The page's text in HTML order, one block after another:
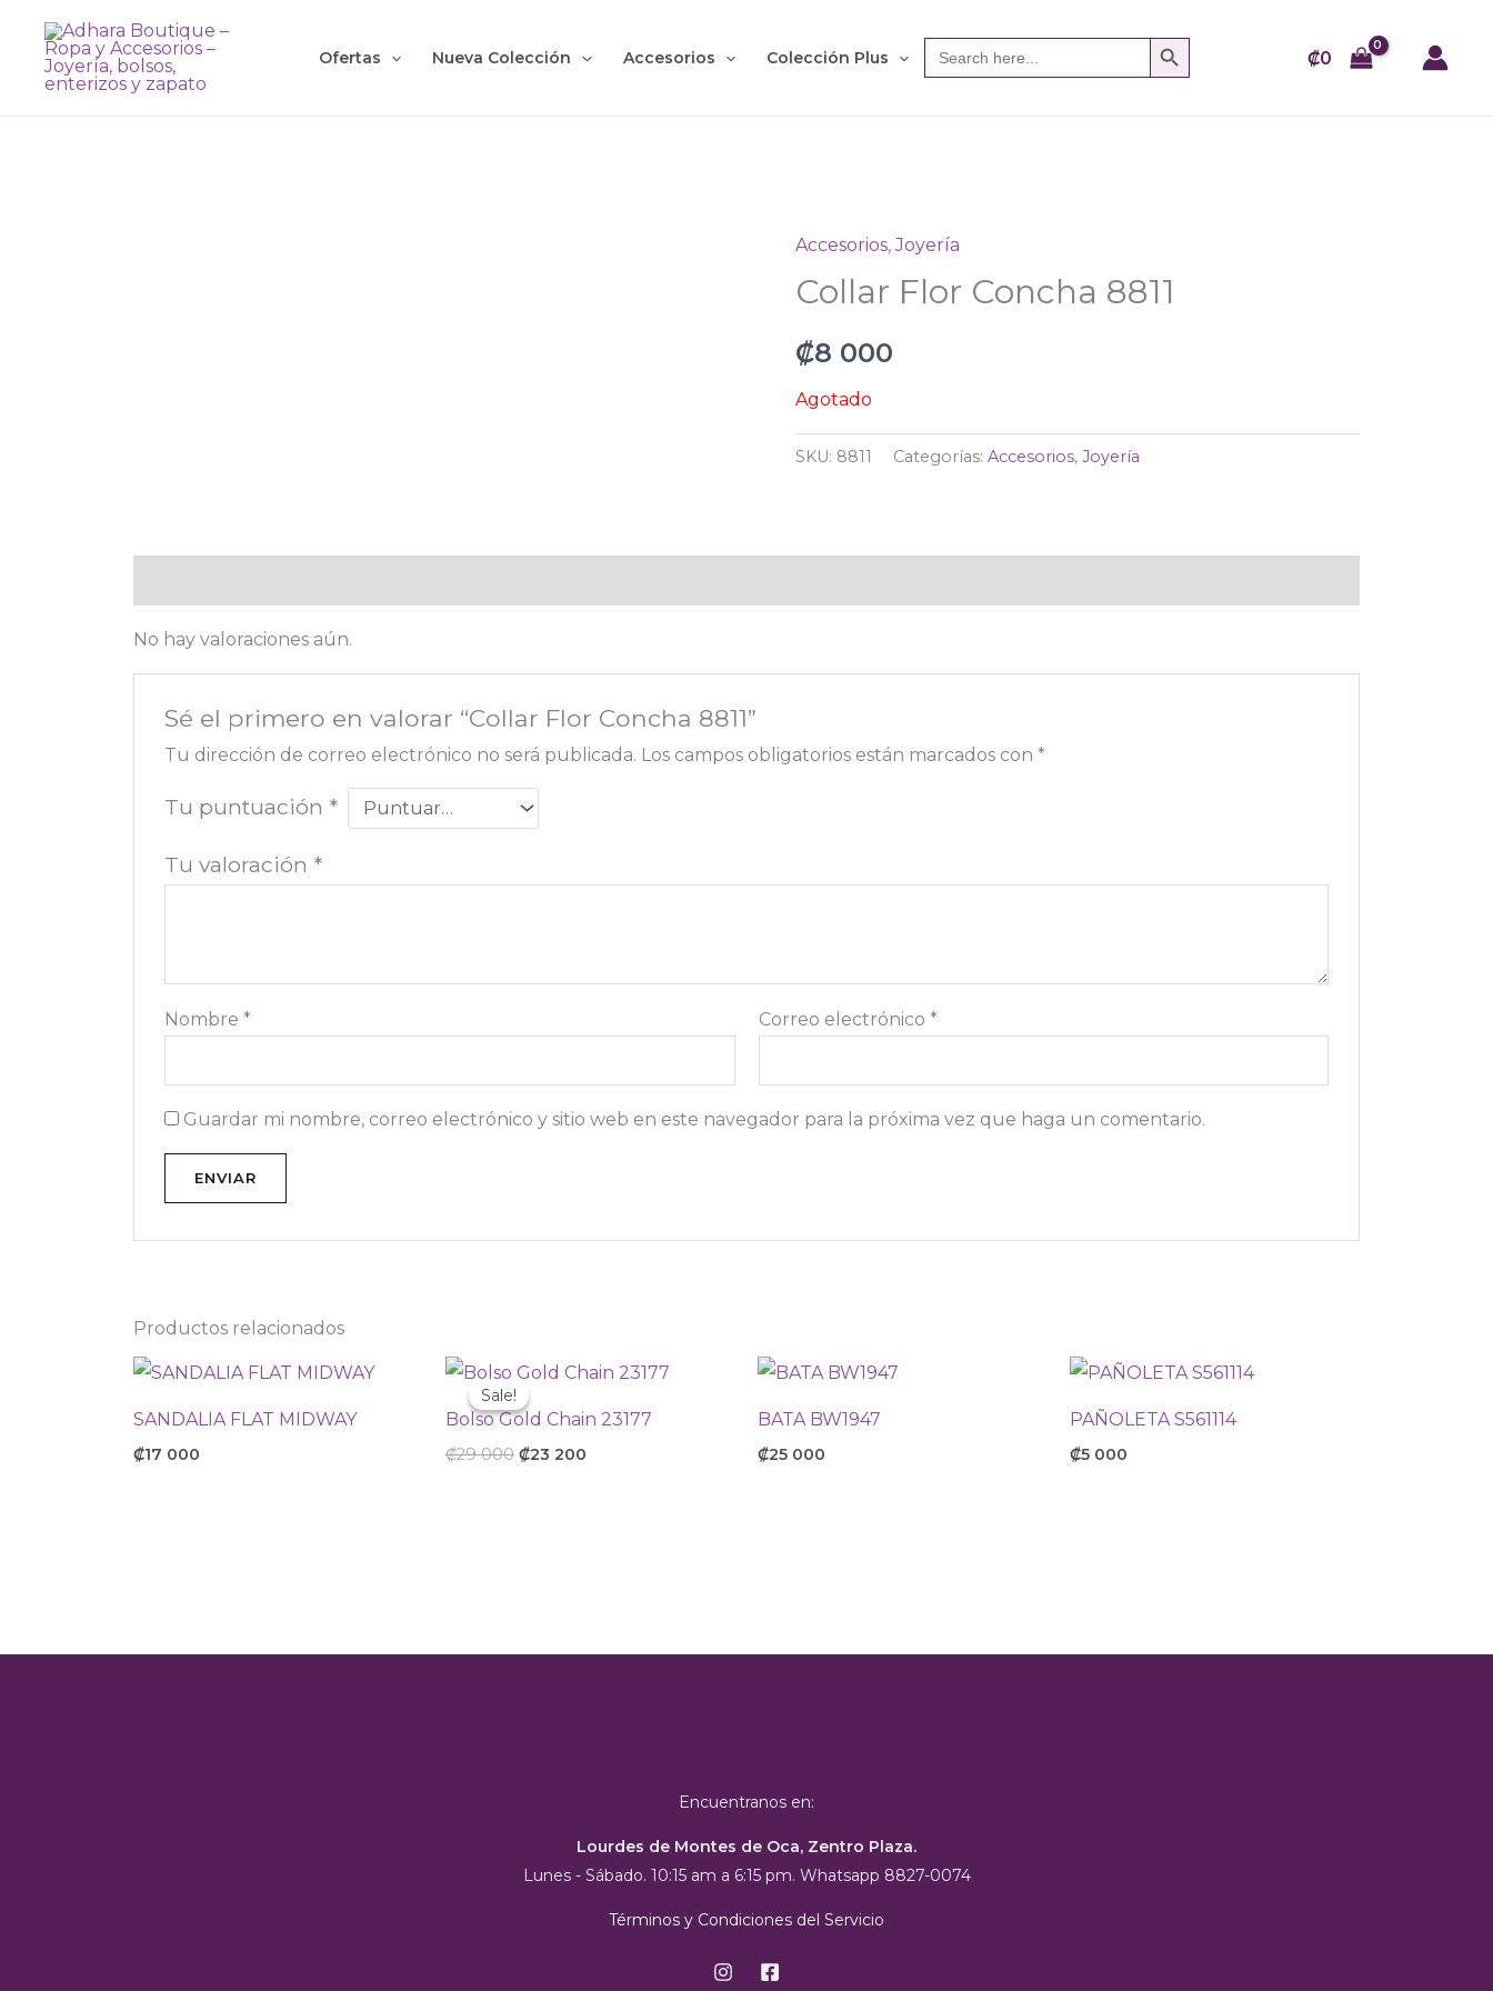
contenido
Ofertas Nueva Colección Accesorios Colección Plus
Search
for:
SEARCH BUTTON
₡0
Accesorios,Joyería
Collar Flor Concha 8811
₡8 000
Agotado
SKU: 8811 Categorías:Accesorios,Joyería
No hay valoraciones aún.
Sé el primero en valorar “Collar Flor Concha 8811”
Tu dirección de correo electrónico no será publicada. Los campos obligatorios están marcados con *
Tu puntuación *
Tu valoración *
Nombre * Correo electrónico *
Guardar mi nombre, correo electrónico y sitio web en este navegador para la próxima vez que haga un comentario.
Productos relacionados
SANDALIA FLAT MIDWAY
₡17 000
Sale!
Sale!
Bolso Gold Chain 23177
₡29 000
Original
price
was:
₡29
000.
₡23 200
Current
price
₡23
BATA BW1947
₡25 000
PAÑOLETA S561114
₡5 000
Encuentranos en:
Lourdes de Montes de Oca, Zentro Plaza.
Lunes - Sábado. 10:15 am a 6:15 pm. Whatsapp 8827-0074
Términos y Condiciones del Servicio